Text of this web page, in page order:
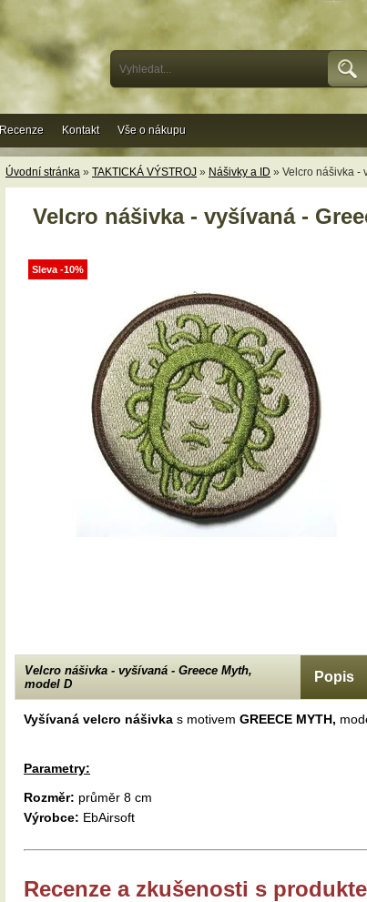
Úvodní stránka » TAKTICKÁ VÝSTROJ » Nášivky a ID » Velcro nášivka -
Velcro nášivka - vyšívaná -
Sleva -10%
Velcro nášivka - vyšívaná - Greece Myth,
model D
Popis
Vyšívaná velcro nášivka s motivem GREECE MYTH,
Parametry:
Rozměr: průměr 8 cm
Výrobce: EbAirsoft
Recenze a zkušenosti s
Recenze Kontakt Vše o nákupu